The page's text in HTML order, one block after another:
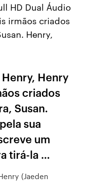
HD Dual Áudio
irmãos criados
Henry,
Henry
criados
Susan.
sua
um
tirá-la …
(Jaeden